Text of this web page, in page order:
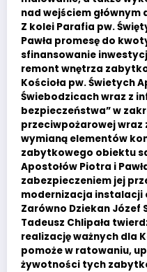
nad wejściem głównym
Z kolei Parafia pw.
Pawła promesę do
sfinansowanie
remont wnętrza
Kościoła pw. Świetych
Świebodzicach wraz z
bezpieczeństwa” w
przeciwpożarowej wraz
wymianą elementów
zabytkowego obiektu
Apostołów Piotra i
zabezpieczeniem jej
modernizacja instalacji
Zarówno Dziekan Józef
Tadeusz Chlipała
realizację ważnych dla
pomoże w ratowaniu,
żywotności tych